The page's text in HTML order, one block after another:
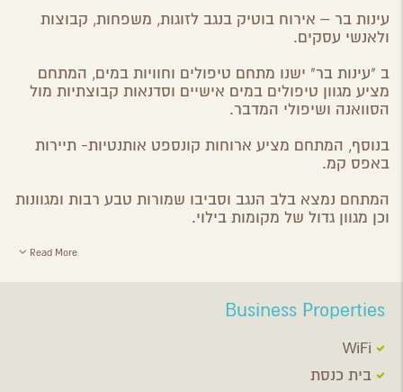
Email
Twitter
Google
Plus
עינות בר – אירוח בוטיק בנגב לזוגות, משפחות, קבוצות
ולאנשי עסקים.
ב "עינות בר" ישנו מתחם טיפולים וחוויות במים, המתחם
מציע מגוון טיפולים במים אישיים וסדנאות קבוצתיות מול
הסוואנה ושיפולי המדבר.
בנוסף, המתחם מציע ארוחות קונספט אותנטיות- תיירות
באפס קמ.
המתחם נמצא בלב הנגב וסביבו שמורות טבע רבות ומגוונות
וכן מגוון גדול של מקומות בילוי.
Read More
Business Properties
WiFi
בית כנסת